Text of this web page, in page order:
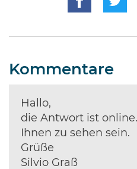
Kommentare
Hallo,
die Antwort ist
Ihnen zu sehen sein.
Grüße
Silvio Graß